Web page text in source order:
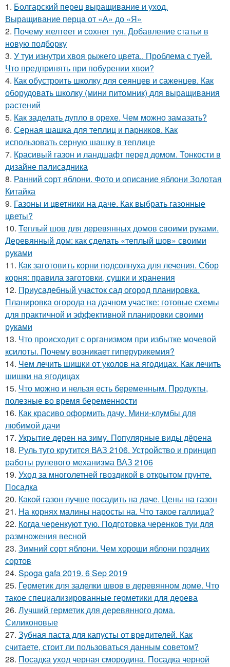
1. Болгарский перец выращивание и уход.
Выращивание перца от «А» до «Я»
2. Почему желтеет и сохнет туя. Добавление статьи в
новую подборку
3. У туи изнутри хвоя рыжего цвета.. Проблема с туей.
Что предпринять при побурении хвои?
4. Как обустроить школку для сеянцев и саженцев. Как
оборудовать школку (мини питомник) для выращивания
растений
5. Как заделать дупло в орехе. Чем можно замазать?
6. Серная шашка для теплиц и парников. Как
использовать серную шашку в теплице
7. Красивый газон и ландшафт перед домом. Тонкости в
дизайне палисадника
8. Ранний сорт яблони. Фото и описание яблони Золотая
Китайка
9. Газоны и цветники на даче. Как выбрать газонные
цветы?
10. Теплый шов для деревянных домов своими руками.
Деревянный дом: как сделать «теплый шов» своими
руками
11. Как заготовить корни подсолнуха для лечения. Сбор
корня: правила заготовки, сушки и хранения
12. Приусадебный участок сад огород планировка.
Планировка огорода на дачном участке: готовые схемы
для практичной и эффективной планировки своими
руками
13. Что происходит с организмом при избытке мочевой
ксилоты. Почему возникает гиперурикемия?
14. Чем лечить шишки от уколов на ягодицах. Как лечить
шишки на ягодицах
15. Что можно и нельзя есть беременным. Продукты,
полезные во время беременности
16. Как красиво оформить дачу. Мини-клумбы для
любимой дачи
17. Укрытие дерен на зиму. Популярные виды дёрена
18. Руль туго крутится ВАЗ 2106. Устройство и принцип
работы рулевого механизма ВАЗ 2106
19. Уход за многолетней гвоздикой в открытом грунте.
Посадка
20. Какой газон лучше посадить на даче. Цены на газон
21. На корнях малины наросты на. Что такое галлица?
22. Когда черенкуют тую. Подготовка черенков туи для
размножения весной
23. Зимний сорт яблони. Чем хороши яблони поздних
сортов
24. Spoga gafa 2019. 6 Sep 2019
25. Герметик для заделки швов в деревянном доме. Что
такое специализированные герметики для дерева
26. Лучший герметик для деревянного дома.
Силиконовые
27. Зубная паста для капусты от вредителей. Как
считаете, стоит ли пользоваться данным советом?
28. Посадка уход черная смородина. Посадка черной